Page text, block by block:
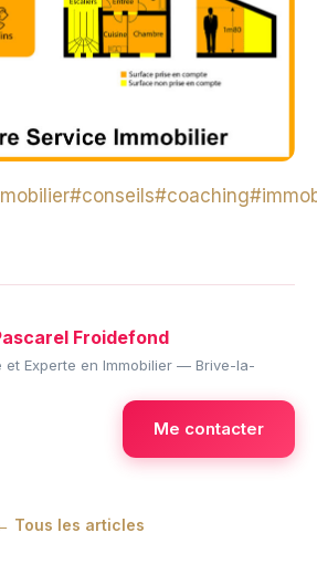
#conseils#coaching
Froidefond
et Experte en Immobilier — Brive-la-
Me contacter
Tous les articles